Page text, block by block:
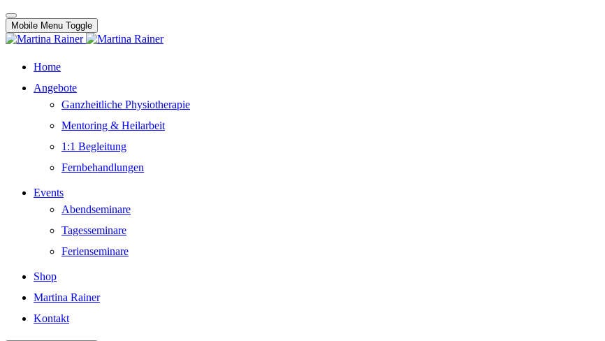
Mobile Menu Toggle
Home
Angebote
Ganzheitliche Physiotherapie
Mentoring & Heilarbeit
1:1 Begleitung
Fernbehandlungen
Events
Abendseminare
Tagesseminare
Ferienseminare
Shop
Martina Rainer
Kontakt